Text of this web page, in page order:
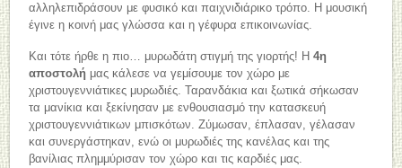
αλληλεπιδράσουν με φυσικό και παιχνιδιάρικο τρόπο. Η μουσική
έγινε η κοινή μας γλώσσα και η γέφυρα επικοινωνίας.
Και τότε ήρθε η πιο… μυρωδάτη στιγμή της γιορτής! Η4η
αποστολή μας κάλεσε να γεμίσουμε τον χώρο με
χριστουγεννιάτικες μυρωδιές. Ταρανδάκια και ξωτικά σήκωσαν
τα μανίκια και ξεκίνησαν με ενθουσιασμό την κατασκευή
χριστουγεννιάτικων μπισκότων. Ζύμωσαν, έπλασαν, γέλασαν
και συνεργάστηκαν, ενώ οι μυρωδιές της κανέλας και της
βανίλιας πλημμύρισαν τον χώρο και τις καρδιές μας.